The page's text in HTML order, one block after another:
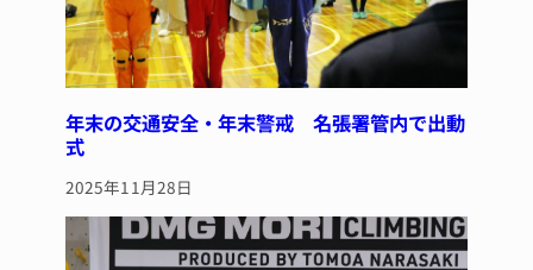
年末の交通安全・年末警戒 名張署管内で出動
式
2025年11月28日